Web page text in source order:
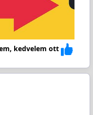
kedvelem ott